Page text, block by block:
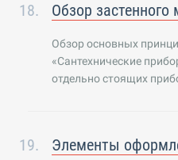
Обзор застенного
Обзор основных
«Сантехнические
отдельно стоящих
Элементы